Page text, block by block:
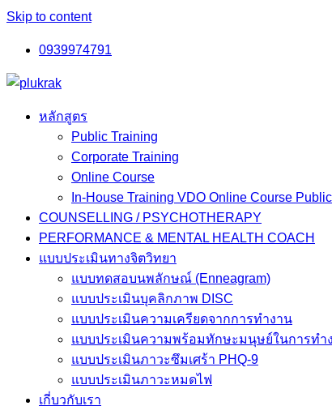
Skip to content
0939974791
หลักสูตร
Public Training
Corporate Training
Online Course
In-House Training VDO Online Course
COUNSELLING / PSYCHOTHERAPY
PERFORMANCE & MENTAL HEALTH COACH
แบบประเมินทางจิตวิทยา
แบบทดสอบนพลักษณ์ (Enneagram)
แบบประเมินบุคลิกภาพ DISC
แบบประเมินความเครียดจากการทำงาน
แบบประเมินความพร้อมทักษะมนุษย์ในการทำ
แบบประเมินภาวะซึมเศร้า PHQ-9
แบบประเมินภาวะหมดไฟ
เกี่บวกับเรา